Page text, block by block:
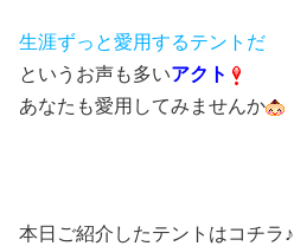
生涯ずっと愛用するテントだ
というお声も多いアクト
あなたも愛用してみませんか
本日ご紹介したテントはコチラ♪